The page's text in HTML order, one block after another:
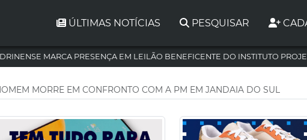
ÚLTIMAS NOTÍCIAS PESQUISAR
MARCA PRESENÇA EM LEILÃO BENEFICENTE DO INSTITUTO
MORRE EM CONFRONTO COM A PM EM JANDAIA DO SUL